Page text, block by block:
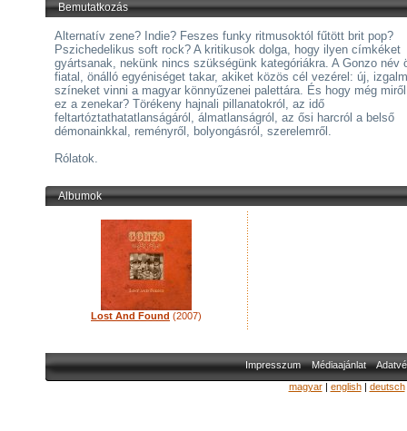
Bemutatkozás
Alternatív zene? Indie? Feszes funky ritmusoktól fűtött brit pop?
Pszichedelikus soft rock? A kritikusok dolga, hogy ilyen címkéket
gyártsanak, nekünk nincs szükségünk kategóriákra. A Gonzo név
fiatal, önálló egyéniséget takar, akiket közös cél vezérel: új,
színeket vinni a magyar könnyűzenei palettára. És hogy még
ez a zenekar? Törékeny hajnali pillanatokról, az idő
feltartóztathatatlanságáról, álmatlanságról, az ősi harcról a belső
démonainkkal, reményről, bolyongásról, szerelemről.
Rólatok.
Albumok
Lost And Found (2007)
Impresszum Médiaajánlat
magyar| english| deutsch